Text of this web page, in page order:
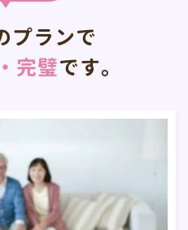
プランで
完璧です。